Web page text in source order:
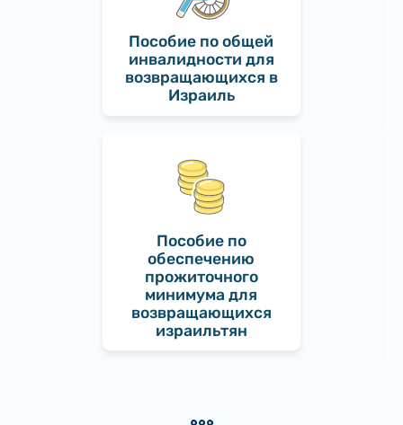
Пособие по общей
инвалидности для
возвращающихся в
Израиль
Пособие по
обеспечению
прожиточного
минимума для
возвращающихся
израильтян